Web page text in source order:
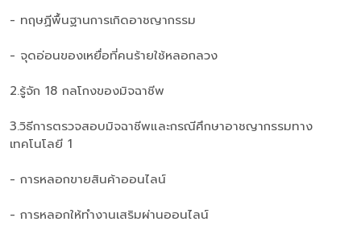
- ทฤษฏีพื้นฐานการเกิดอาชญากรรม
- จุดอ่อนของเหยื่อที่คนร้ายใช้หลอกลวง
2.รู้จัก 18 กลโกงของมิจฉาชีพ
3.วิธีการตรวจสอบมิจฉาชีพและกรณีศึกษาอาชญากรรมทาง
เทคโนโลยี 1
- การหลอกขายสินค้าออนไลน์
- การหลอกให้ทำงานเสริมผ่านออนไลน์